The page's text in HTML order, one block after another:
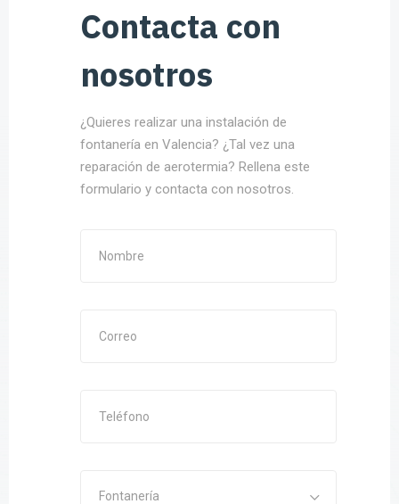
Contacta con
nosotros
¿Quieres realizar una instalación de
fontanería en Valencia? ¿Tal vez una
reparación de aerotermia? Rellena este
formulario y contacta con nosotros.
Fontanería